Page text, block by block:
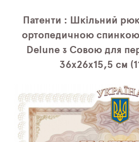
Патенти : Шкільний
ортопедичною спинкою
Delune з Совою для
36х26х15,5 см